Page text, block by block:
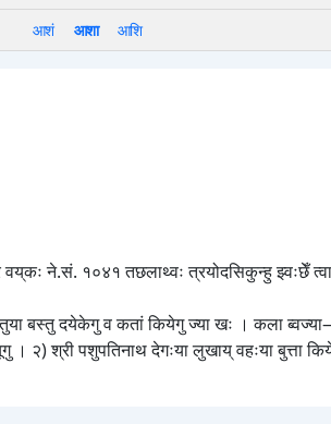
आशं
आशा आशि
ने.सं. १०४१ तछलाथ्वः त्रयोदसिकुन्हु झ्वःछेँ
बस्तु दयेकेगु व कतां कियेगु ज्या खः । कला
२) श्री पशुपतिनाथ देगःया लुखाय् वहःया बुत्ता